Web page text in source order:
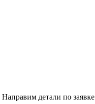
Направим детали по заявке